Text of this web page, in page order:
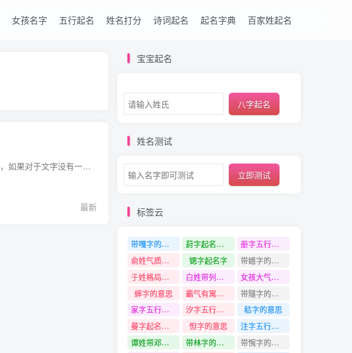
女孩名字 五行起名 姓名打分 诗词起名 起名字典 百家姓起名
属龙黄姓100分生气质优雅的名字，取名字需要关注的方方面面有很多，如果对于文字没有一定的运用能力，那么对于孩子的未来也是有所影响的，取名字并不是一件简单的事情，父母给孩子取名字的时候...
最新
宝宝起名
八字起名
姓名测试
立即测试
标签云
带嘎字的名字 葑字起名寓意
册字五行是什么
俞姓气质好可爱的名字
锶字起名字
带嬉字的名字
于姓格局大气有新意的名字
白姓带列字名字
女孩大气有寓意的名字
蟀字的意思
霸气有寓意的女孩名字
带隧字的名字
家字五行是什么
汐字五行是什么
秸字的意思
曼字起名寓意
怛字的意思
注字五行是什么
谭姓带邓字名字
带林字的名字
带惋字的名字